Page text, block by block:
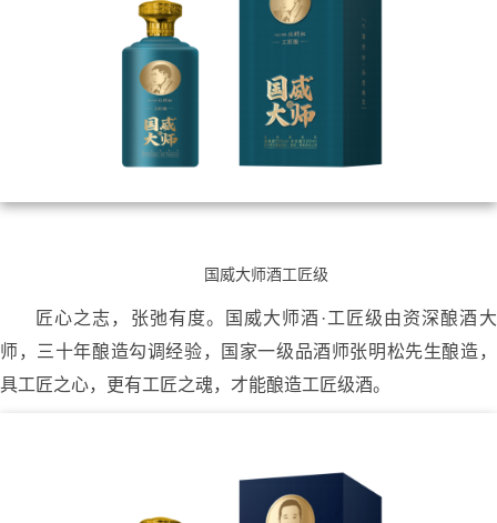
国威大师酒工匠级
匠心之志，张弛有度。国威大师酒·工匠级由资深酿酒大
师，三十年酿造勾调经验，国家一级品酒师张明松先生酿造，
具工匠之心，更有工匠之魂，才能酿造工匠级酒。